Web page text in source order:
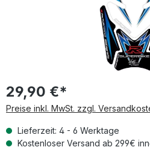
29,90 €*
Preise inkl. MwSt. zzgl.
Lieferzeit: 4 - 6 Werktage
Kostenloser Versand ab 299€